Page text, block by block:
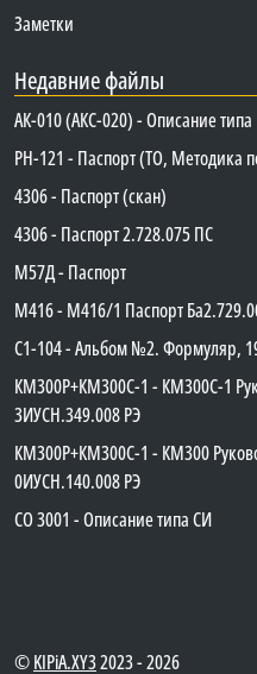
Заметки
Недавние файлы
АК-010 (АКС-020) - Описание
PH-121 - Паспорт (ТО, Методика
4306 - Паспорт (скан)
4306 - Паспорт 2.728.075 ПС
М57Д - Паспорт
М416 - М416/1 Паспорт
C1-104 - Альбом №2. Формуляр,
КМ300Р+КМ300С-1 - КМ300C-1
3ИУСН.349.008 РЭ
КМ300Р+КМ300С-1 - КМ300
0ИУСН.140.008 РЭ
СО 3001 - Описание типа СИ
©KIPiA.XY32023 - 2026